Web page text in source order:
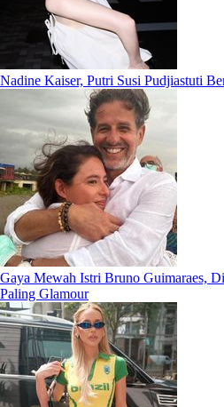
Nadine Kaiser, Putri Susi Pudjiastuti
Gaya Mewah Istri Bruno Guimaraes,
Paling Glamour